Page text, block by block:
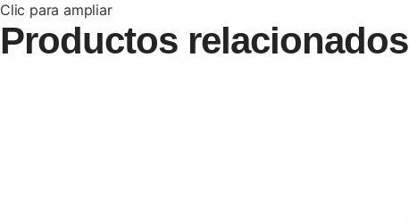
Clic para ampliar
Productos relacionados